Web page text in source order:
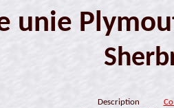
unie
Description